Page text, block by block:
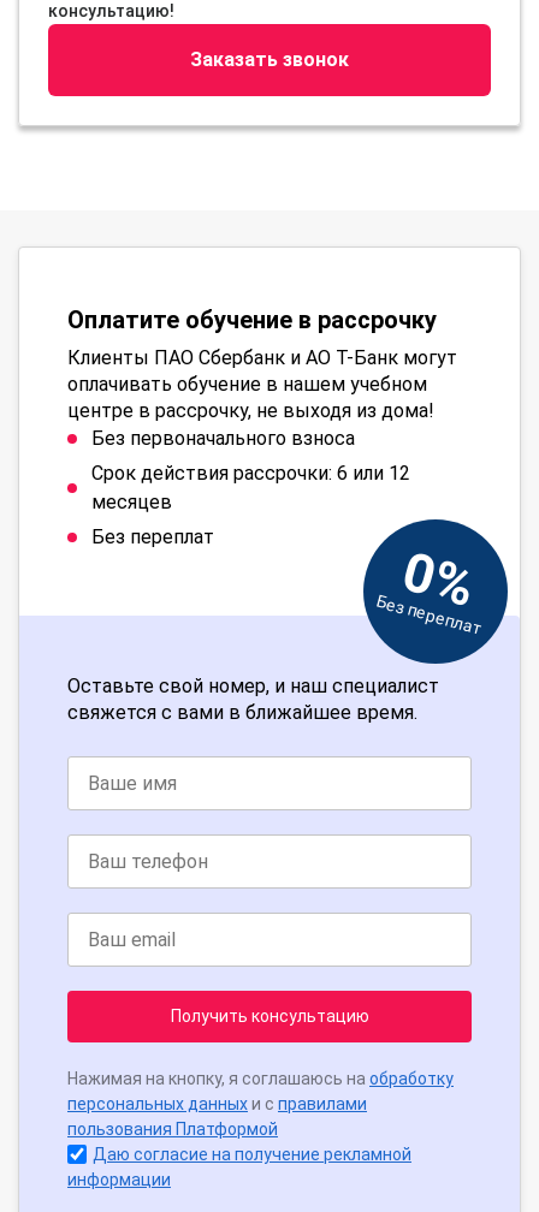
консультацию!
Заказать звонок
Оплатите обучение в рассрочку
Клиенты ПАО Сбербанк и АО Т-Банк могут
оплачивать обучение в нашем учебном
центре в рассрочку, не выходя из дома!
Без первоначального взноса
Срок действия рассрочки: 6 или 12
месяцев
Без переплат
0%
Без переплат
Оставьте свой номер, и наш специалист
свяжется с вами в ближайшее время.
Получить консультацию
Нажимая на кнопку, я соглашаюсь на обработку
персональных данныхи с правилами
пользования Платформой
Даю согласие на получение рекламной
информации